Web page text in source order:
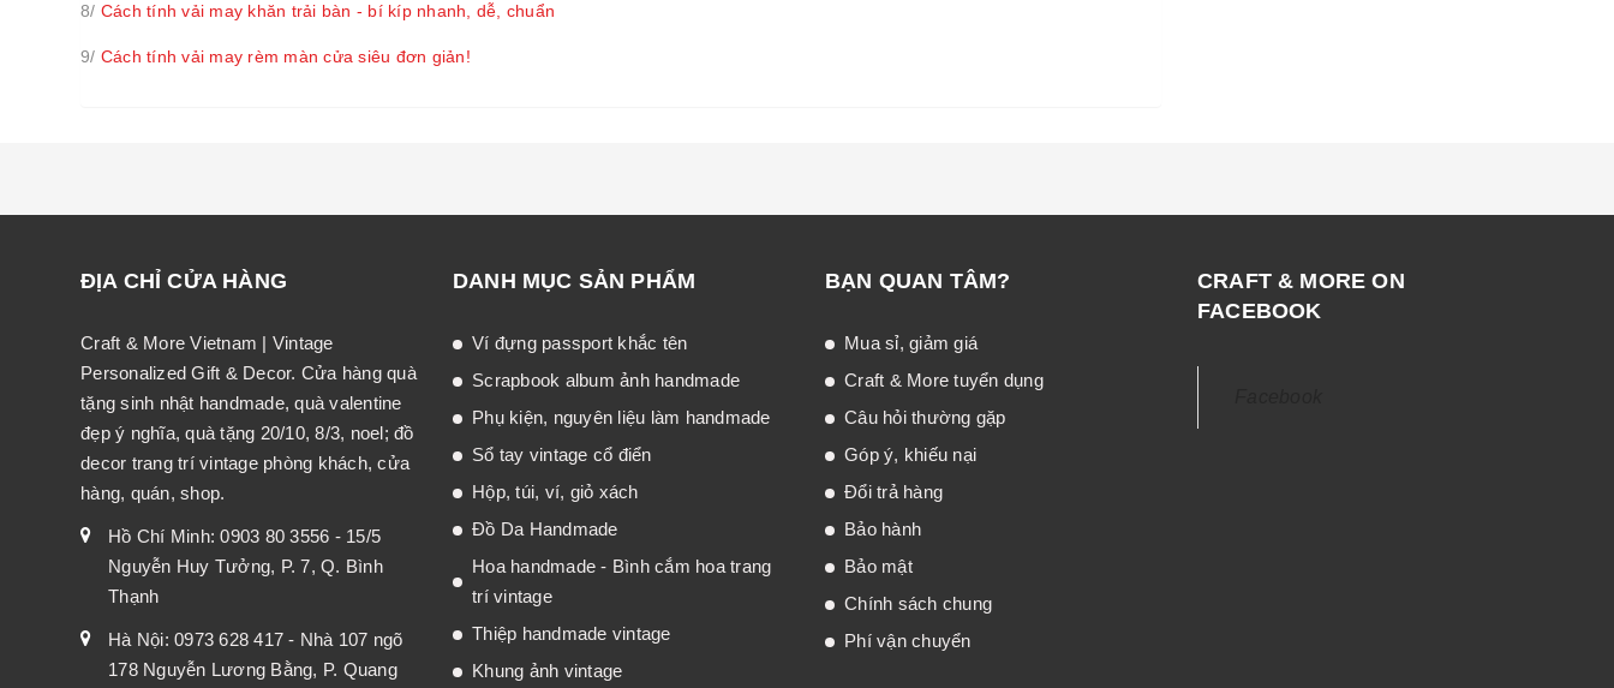
8/ Cách tính vải may khăn trải bàn - bí kíp nhanh, dễ, chuẩn
9/ Cách tính vải may rèm màn cửa siêu đơn giản!
ĐỊA CHỈ CỬA HÀNG
Craft & More Vietnam | Vintage
Personalized Gift & Decor. Cửa hàng quà
tặng sinh nhật handmade, quà valentine
đẹp ý nghĩa, quà tặng 20/10, 8/3, noel; đồ
decor trang trí vintage phòng khách, cửa
hàng, quán, shop.
Hồ Chí Minh: 0903 80 3556 - 15/5
Nguyễn Huy Tưởng, P. 7, Q. Bình
Thạnh
Hà Nội: 0973 628 417 - Nhà 107 ngõ
178 Nguyễn Lương Bằng, P. Quang
DANH MỤC SẢN PHẨM
Ví đựng passport khắc tên
Scrapbook album ảnh handmade
Phụ kiện, nguyên liệu làm handmade
Sổ tay vintage cổ điển
Hộp, túi, ví, giỏ xách
Đồ Da Handmade
Hoa handmade - Bình cắm hoa trang
trí vintage
Thiệp handmade vintage
Khung ảnh vintage
BẠN QUAN TÂM?
Mua sỉ, giảm giá
Craft & More tuyển dụng
Câu hỏi thường gặp
Góp ý, khiếu nại
Đổi trả hàng
Bảo hành
Bảo mật
Chính sách chung
Phí vận chuyển
CRAFT & MORE ON
FACEBOOK